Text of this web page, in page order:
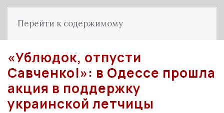
Перейти к содержимому
«Ублюдок, отпусти
Савченко!»: в Одессе прошла
акция в поддержку
украинской летчицы